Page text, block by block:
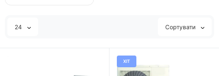
ГВП Lessar
24 Сортувати
ХІТ